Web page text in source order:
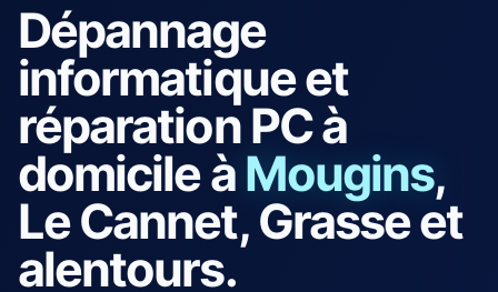
Dépannage
informatique et
réparation PC à
domicile àMougins,
Le Cannet, Grasse et
alentours.